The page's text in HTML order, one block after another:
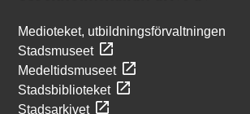
Medioteket, utbildningsförvaltningen
Stadsmuseet
Medeltidsmuseet
Stadsbiblioteket
Stadsarkivet